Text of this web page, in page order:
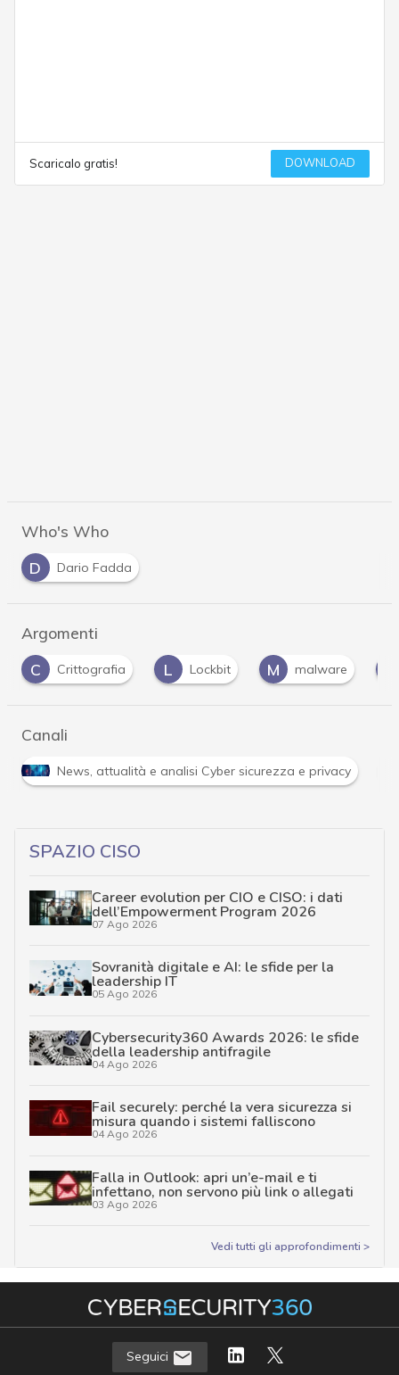
Scaricalo gratis! DOWNLOAD
Who's Who
D
Dario Fadda
Argomenti
L Lockbit M malware R
Canali
attualità e analisi Cyber sicurezza e privacy R
SPAZIO CISO
Career evolution per CIO e CISO: i dati
dell’Empowerment Program 2026
07 Ago 2026
Sovranità digitale e AI: le sfide per la
leadership IT
05 Ago 2026
Cybersecurity360 Awards 2026: le sfide
della leadership antifragile
04 Ago 2026
Fail securely: perché la vera sicurezza si
misura quando i sistemi falliscono
04 Ago 2026
Falla in Outlook: apri un’e-mail e ti
infettano, non servono più link o allegati
03 Ago 2026
Vedi tutti gli approfondimenti >
Seguici